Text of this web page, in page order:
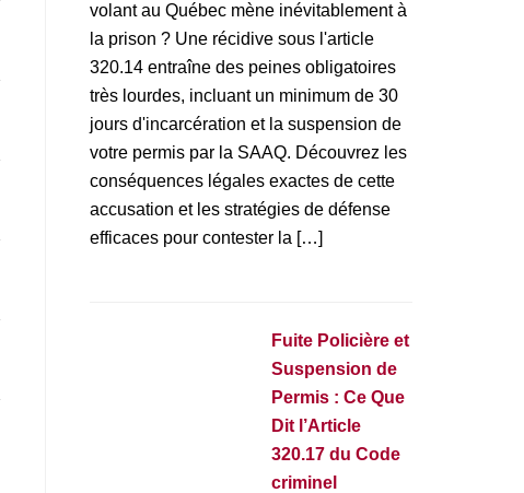
volant au Québec mène inévitablement à
la prison ? Une récidive sous l'article
320.14 entraîne des peines obligatoires
très lourdes, incluant un minimum de 30
jours d'incarcération et la suspension de
votre permis par la SAAQ. Découvrez les
conséquences légales exactes de cette
accusation et les stratégies de défense
efficaces pour contester la […]
Fuite Policière et
Suspension de
Permis : Ce Que
Dit l’Article
320.17 du Code
criminel